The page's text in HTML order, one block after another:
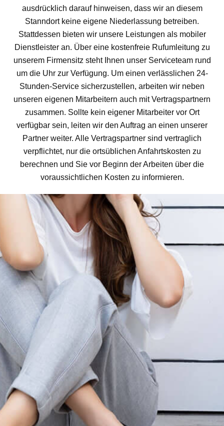
ausdrücklich darauf hinweisen, dass wir an diesem
Stanndort keine eigene Niederlassung betreiben.
Stattdessen bieten wir unsere Leistungen als mobiler
Dienstleister an. Über eine kostenfreie Rufumleitung zu
unserem Firmensitz steht Ihnen unser Serviceteam rund
um die Uhr zur Verfügung. Um einen verlässlichen 24-
Stunden-Service sicherzustellen, arbeiten wir neben
unseren eigenen Mitarbeitern auch mit Vertragspartnern
zusammen. Sollte kein eigener Mitarbeiter vor Ort
verfügbar sein, leiten wir den Auftrag an einen unserer
Partner weiter. Alle Vertragspartner sind vertraglich
verpflichtet, nur die ortsüblichen Anfahrtskosten zu
berechnen und Sie vor Beginn der Arbeiten über die
voraussichtlichen Kosten zu informieren.